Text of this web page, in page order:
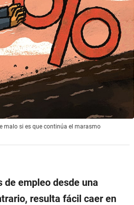
malo si es que continúa el marasmo
empleo desde una
resulta fácil caer en